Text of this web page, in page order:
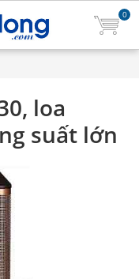
0
loa
suất lớn